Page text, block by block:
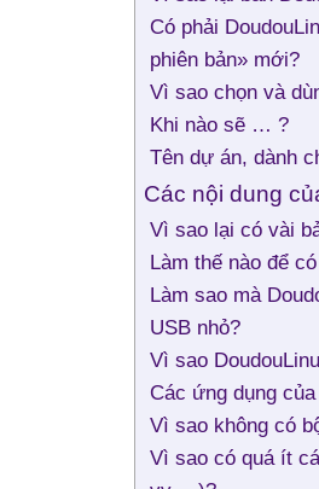
Có phải
phiên bản» mới?
Vì sao chọn và
Khi nào sẽ … ?
Tên dự án, dành
Các nội dung
Vì sao lại có vài
Làm thế nào để
Làm sao mà
USB nhỏ?
Vì sao
Các ứng dụng
Vì sao không có
Vì sao có quá ít